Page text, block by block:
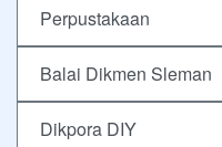
Perpustakaan
Balai Dikmen Sleman
Dikpora DIY